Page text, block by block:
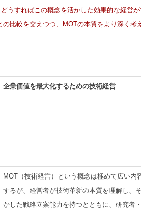
セ
タ
ー
うすればこの概念を活かした効果的な経営
比較を交えつつ、MOTの本質をより深く考
企業価値を最大化するための技術経営
MOT（技術経営）という概念は極めて広い内
するが、経営者が技術革新の本質を理解し、
かした戦略立案能力を持つとともに、研究者